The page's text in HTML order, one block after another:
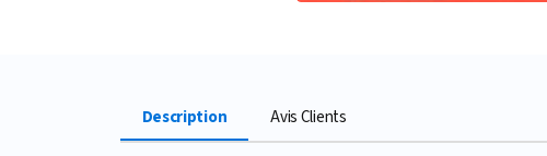
Description Avis Clients